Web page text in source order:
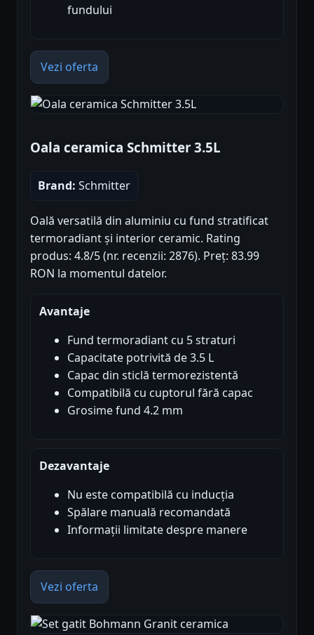
fundului
Vezi oferta
Oala ceramica Schmitter 3.5L
Brand: Schmitter
Oală versatilă din aluminiu cu fund stratificat
termoradiant și interior ceramic. Rating
produs: 4.8/5 (nr. recenzii: 2876). Preț: 83.99
RON la momentul datelor.
Avantaje
Fund termoradiant cu 5 straturi
Capacitate potrivită de 3.5 L
Capac din sticlă termorezistentă
Compatibilă cu cuptorul fără capac
Grosime fund 4.2 mm
Dezavantaje
Nu este compatibilă cu inducția
Spălare manuală recomandată
Informații limitate despre manere
Vezi oferta